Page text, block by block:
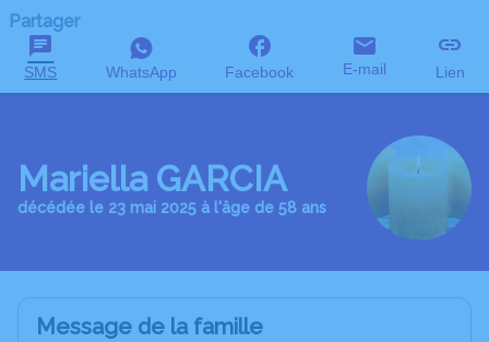
Partager
SMS WhatsApp Facebook E-mail Lien
Mariella GARCIA
décédée le 23 mai 2025 à l'âge de 58 ans
Message de la famille